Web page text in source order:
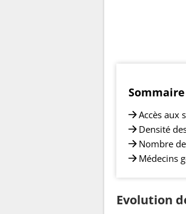
Sommaire
Accès aux
Densité
Nombre
Médecins
Evolution